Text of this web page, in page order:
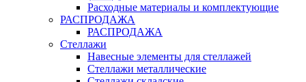
Расходные материалы и комплектующие
РАСПРОДАЖА
РАСПРОДАЖА
Стеллажи
Навесные элементы для стеллажей
Стеллажи металлические